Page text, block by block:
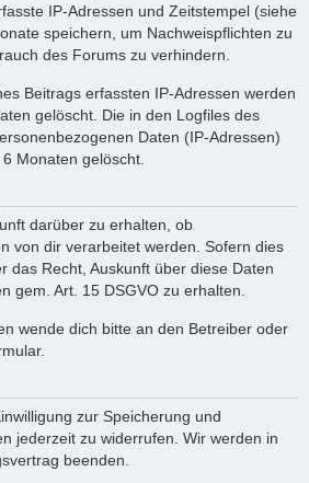
IP-Adressen und Zeitstempel (siehe
speichern, um Nachweispflichten zu
des Forums zu verhindern.
Beitrags erfassten IP-Adressen werden
gelöscht. Die in den Logfiles des
Daten (IP-Adressen)
Monaten gelöscht.
darüber zu erhalten, ob
von dir verarbeitet werden. Sofern dies
das Recht, Auskunft über diese Daten
gem. Art. 15 DSGVO zu erhalten.
wende dich bitte an den Betreiber oder
zur Speicherung und
jederzeit zu widerrufen. Wir werden in
beenden.